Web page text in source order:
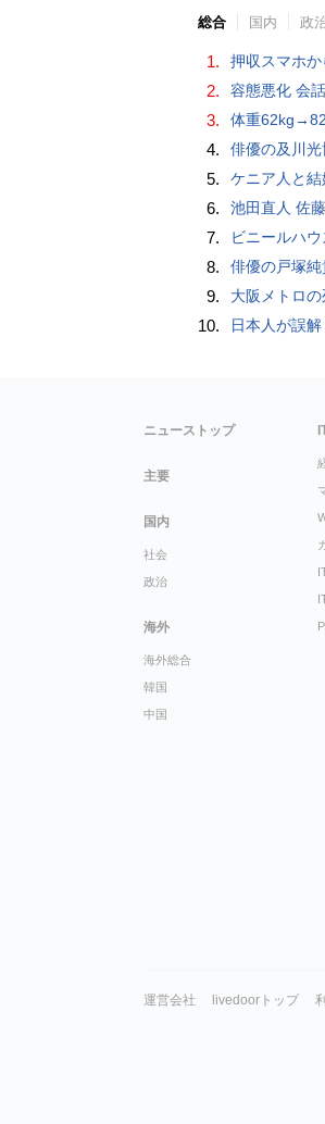
総合 国内 政
1. 押収スマホから770本のわいせつ動画 15
2. 容態悪化 会
3. 体重
4. 俳優の及川
5. ケニア人と
6. 池田直人 佐
7. ビニールハウスからシャインマス
8. 俳優の戸塚
9. 大阪メトロの
10. 日本人が誤
ニューストップ
主要
国内
社会
政治
海外
海外総合
韓国
中国
運営会社 livedoorトップ